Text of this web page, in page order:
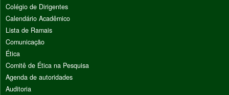
Colégio de Dirigentes
Calendário Acadêmico
Lista de Ramais
Comunicação
Ética
Comitê de Ética na Pesquisa
Agenda de autoridades
Auditoria